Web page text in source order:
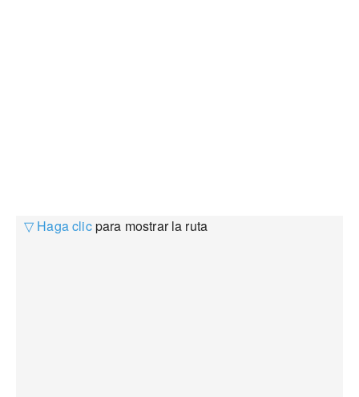
▽ Haga clicpara mostrar la ruta